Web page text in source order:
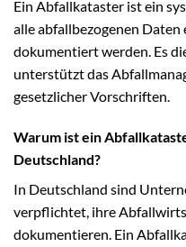
Ein Abfallkataster ist ein
alle abfallbezogenen
dokumentiert werden. Es
unterstützt das
gesetzlicher Vorschriften.
Warum ist ein
Deutschland?
In Deutschland sind
verpflichtet, ihre
dokumentieren. Ein